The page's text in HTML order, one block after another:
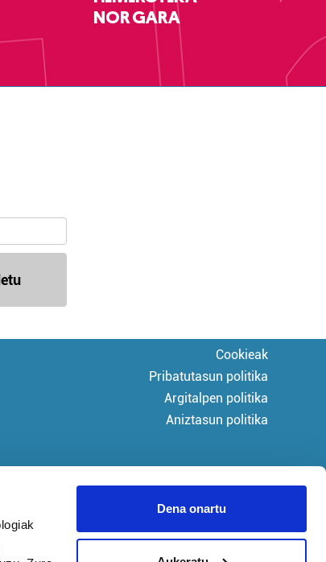
Dena onartu
NOR GARA
Cookieak
Pribatutasun politika
Argitalpen politika
Aniztasun politika